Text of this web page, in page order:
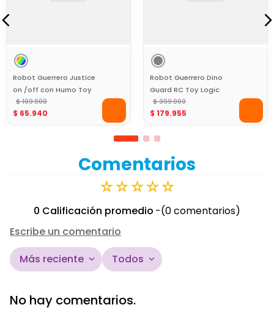
Robot Guerrero Justice
on /off con Humo Toy
Logic
$ 109.900
$ 65.940
Robot Guerrero Dino
Guard RC Toy Logic
$ 399.900
$ 179.955
Comentarios
☆☆☆☆☆
0 Calificación promedio
(0 comentarios)
Escribe un comentario
Título
Más reciente Todos
No hay comentarios.